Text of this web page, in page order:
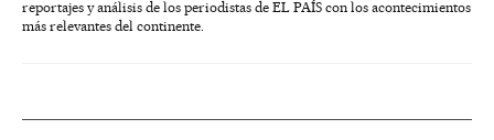
reportajes y análisis de los periodistas de EL PAÍS con los acontecimientos
más relevantes del continente.